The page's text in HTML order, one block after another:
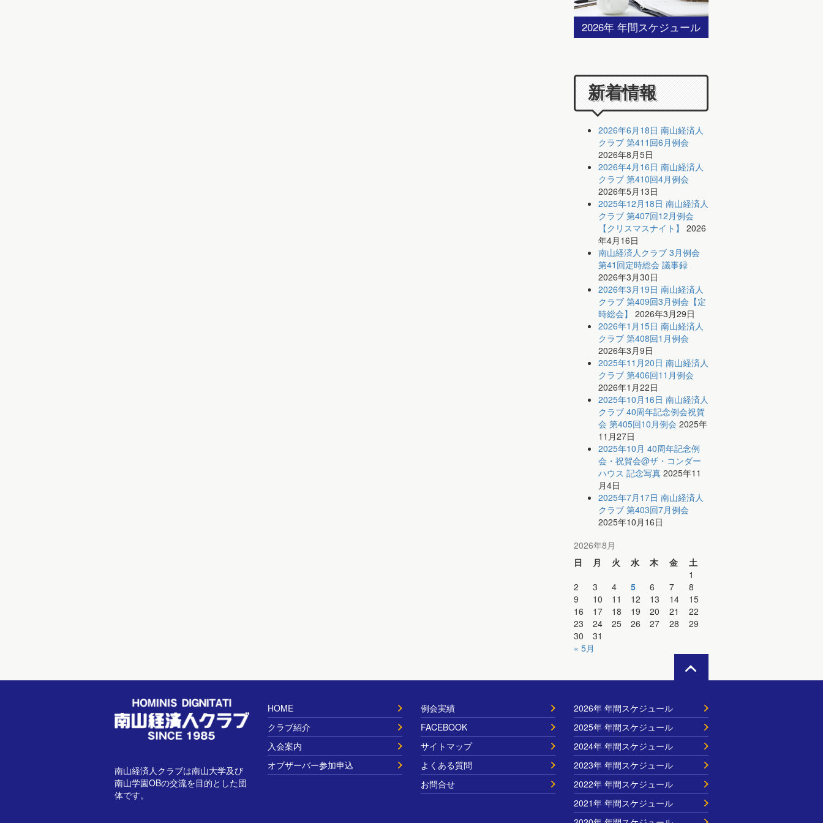
2026年 年間スケジュール
新着情報
2026年6月18日 南山経済人
クラブ 第411回6月例会
2026年8月5日
2026年4月16日 南山経済人
クラブ 第410回4月例会
2026年5月13日
2025年12月18日 南山経済人
クラブ 第407回12月例会
【クリスマスナイト】 2026
年4月16日
南山経済人クラブ 3月例会
第41回定時総会 議事録
2026年3月30日
2026年3月19日 南山経済人
クラブ 第409回3月例会【定
時総会】 2026年3月29日
2026年1月15日 南山経済人
クラブ 第408回1月例会
2026年3月9日
2025年11月20日 南山経済人
クラブ 第406回11月例会
2026年1月22日
2025年10月16日 南山経済人
クラブ 40周年記念例会祝賀
会 第405回10月例会 2025年
11月27日
2025年10月 40周年記念例
会・祝賀会@ザ・コンダー
ハウス 記念写真 2025年11
月4日
2025年7月17日 南山経済人
クラブ 第403回7月例会
2025年10月16日
2026年8月
日
月 火 水 木 金
土
1
2
3 4 5 6 7
8
9
10 11 12 13 14
15
16
17 18 19 20 21
22
23
24 25 26 27 28
29
30
31
« 5月
南山経済人クラブは南山大学及び
南山学園OBの交流を目的とした団
体です。
HOME
クラブ紹介
入会案内
オブザーバー参加申込
例会実績
FACEBOOK
サイトマップ
よくある質問
お問合せ
2026年 年間スケジュール
2025年 年間スケジュール
2024年 年間スケジュール
2023年 年間スケジュール
2022年 年間スケジュール
2021年 年間スケジュール